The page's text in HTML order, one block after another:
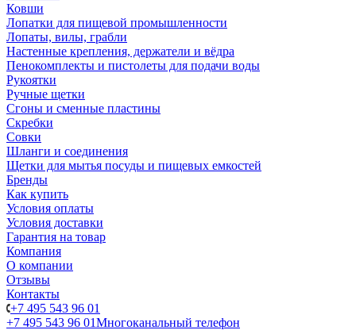
Ковши
Лопатки для пищевой промышленности
Лопаты, вилы, грабли
Настенные крепления, держатели и вёдра
Пенокомплекты и пистолеты для подачи воды
Рукоятки
Ручные щетки
Сгоны и сменные пластины
Скребки
Совки
Шланги и соединения
Щетки для мытья посуды и пищевых емкостей
Бренды
Как купить
Условия оплаты
Условия доставки
Гарантия на товар
Компания
О компании
Отзывы
Контакты
+7 495 543 96 01
+7 495 543 96 01Многоканальный телефон